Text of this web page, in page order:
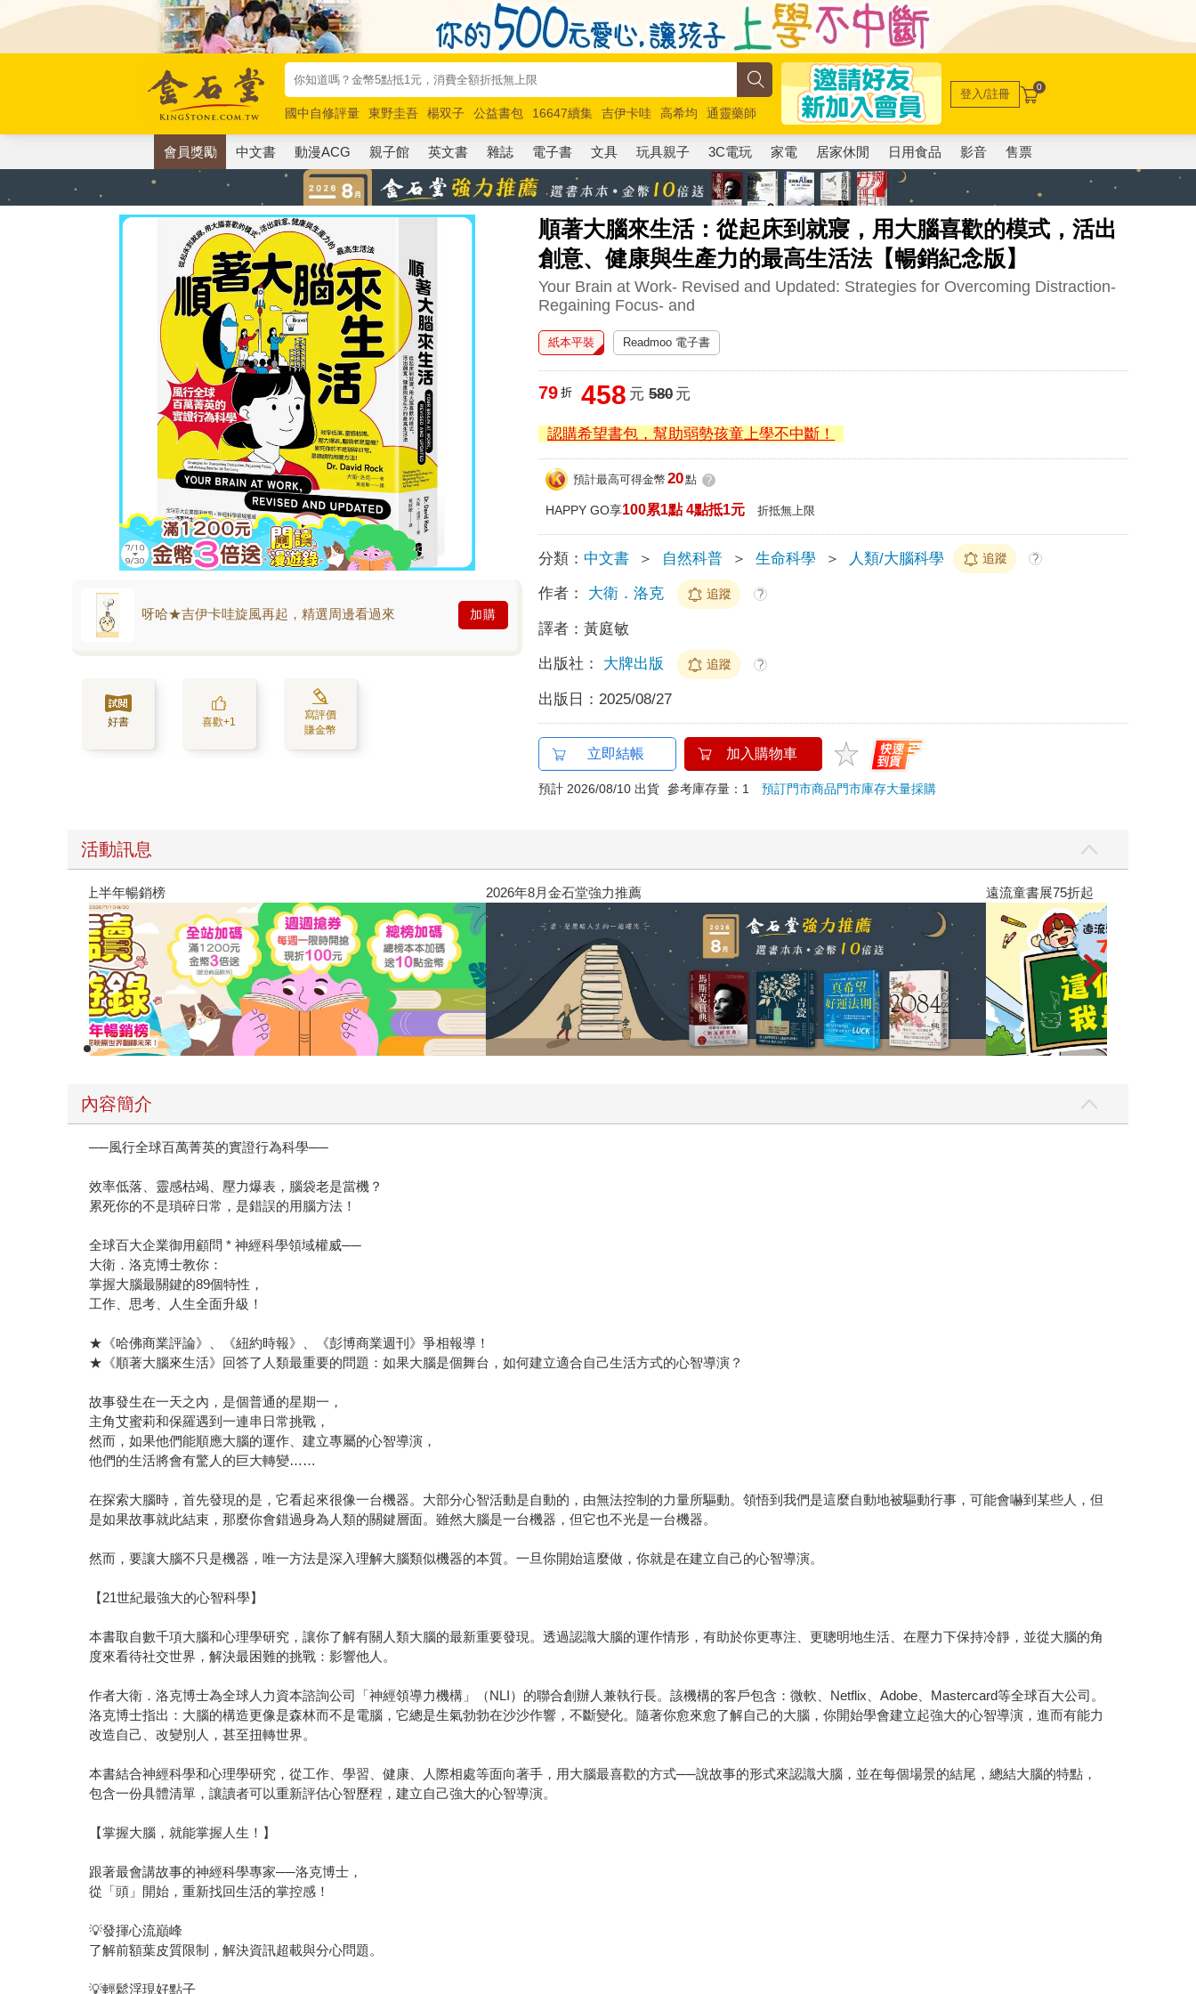
國中自修評量 東野圭吾 楊双子 公益書包 16647續集 吉伊卡哇 高希均
通靈藥師
唯紅花綻放
奧德賽 路邊攤新作 馬斯克 玩具總動員5 超慢跑
登入/註冊 0
會員獎勵 中文書 動漫ACG 親子館 英文書 雜誌 電子書 文具 玩具親子 3C電玩 家電 居家休閒 日用食品 影音 售票
順著大腦來生活：從起床到就寢，用大腦喜歡的模式，活出
創意、健康與生產力的最高生活法【暢銷紀念版】
Your Brain at Work- Revised and Updated: Strategies for Overcoming Distraction-
Regaining Focus- and
呀哈★吉伊卡哇旋風再起，精選周邊看過來 加購
好書 喜歡+1
寫評價
賺金幣
紙本平裝 Readmoo 電子書
79 折 458 元 580元
認購希望書包，幫助弱勢孩童上學不中斷！
預計最高可得金幣 20點 ?
HAPPY GO享100累1點 4點抵1元 折抵無上限
分類： 中文書 ＞ 自然科普 ＞ 生命科學 ＞ 人類/大腦科學 追蹤 ?
作者： 大衛．洛克 追蹤 ?
譯者：黃庭敏
出版社： 大牌出版 追蹤 ?
出版日： 2025/08/27
立即結帳 加入購物車
預計 2026/08/10 出貨 參考庫存量：1預訂門市商品門市庫存大量採購
活動訊息
閱讀漫遊錄-2026上半年暢銷榜 2026年8月金石堂強力推薦
內容簡介
──風行全球百萬菁英的實證行為科學──
效率低落、靈感枯竭、壓力爆表，腦袋老是當機？
累死你的不是瑣碎日常，是錯誤的用腦方法！
全球百大企業御用顧問 * 神經科學領域權威──
大衛．洛克博士教你：
掌握大腦最關鍵的89個特性，
工作、思考、人生全面升級！
★《哈佛商業評論》、《紐約時報》、《彭博商業週刊》爭相報導！
★《順著大腦來生活》回答了人類最重要的問題：如果大腦是個舞台，如何建立適合自己生活方式的心智導演？
故事發生在一天之內，是個普通的星期一，
主角艾蜜莉和保羅遇到一連串日常挑戰，
然而，如果他們能順應大腦的運作、建立專屬的心智導演，
他們的生活將會有驚人的巨大轉變……
在探索大腦時，首先發現的是，它看起來很像一台機器。大部分心智活動是自動的，由無法控制的力量所驅動。領悟到我們是這麼自動地被驅動行事，可能會嚇到某些人，但
是如果故事就此結束，那麼你會錯過身為人類的關鍵層面。雖然大腦是一台機器，但它也不光是一台機器。
然而，要讓大腦不只是機器，唯一方法是深入理解大腦類似機器的本質。一旦你開始這麼做，你就是在建立自己的心智導演。
【21世紀最強大的心智科學】
本書取自數千項大腦和心理學研究，讓你了解有關人類大腦的最新重要發現。透過認識大腦的運作情形，有助於你更專注、更聰明地生活、在壓力下保持冷靜，並從大腦的角
度來看待社交世界，解決最困難的挑戰：影響他人。
作者大衛．洛克博士為全球人力資本諮詢公司「神經領導力機構」（NLI）的聯合創辦人兼執行長。該機構的客戶包含：微軟、Netflix、Adobe、Mastercard等全球百大公司。
洛克博士指出：大腦的構造更像是森林而不是電腦，它總是生氣勃勃在沙沙作響，不斷變化。隨著你愈來愈了解自己的大腦，你開始學會建立起強大的心智導演，進而有能力
改造自己、改變別人，甚至扭轉世界。
本書結合神經科學和心理學研究，從工作、學習、健康、人際相處等面向著手，用大腦最喜歡的方式──說故事的形式來認識大腦，並在每個場景的結尾，總結大腦的特點，
包含一份具體清單，讓讀者可以重新評估心智歷程，建立自己強大的心智導演。
【掌握大腦，就能掌握人生！】
跟著最會講故事的神經科學專家──洛克博士，
從「頭」開始，重新找回生活的掌控感！
💡發揮心流巔峰
了解前額葉皮質限制，解決資訊超載與分心問題。
💡輕鬆浮現好點子